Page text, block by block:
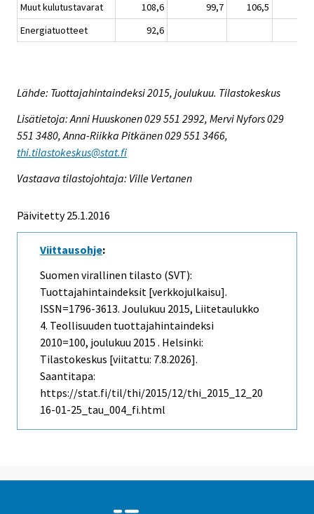
Muut kulutustavarat
108,6 99,7
106,5
Energiatuotteet
92,6
Lähde: Tuottajahintaindeksi 2015, joulukuu. Tilastokeskus
Lisätietoja: Anni Huuskonen 029 551 2992, Mervi Nyfors 029
551 3480, Anna-Riikka Pitkänen 029 551 3466,
thi.tilastokeskus@stat.fi
Vastaava tilastojohtaja: Ville Vertanen
Päivitetty 25.1.2016
Viittausohje:
Suomen virallinen tilasto (SVT):
Tuottajahintaindeksit [verkkojulkaisu].
ISSN=1796-3613. Joulukuu 2015, Liitetaulukko
4. Teollisuuden tuottajahintaindeksi
2010=100, joulukuu 2015 . Helsinki:
Tilastokeskus [viitattu: 7.8.2026].
Saantitapa:
https://stat.fi/til/thi/2015/12/thi_2015_12_20
16-01-25_tau_004_fi.html